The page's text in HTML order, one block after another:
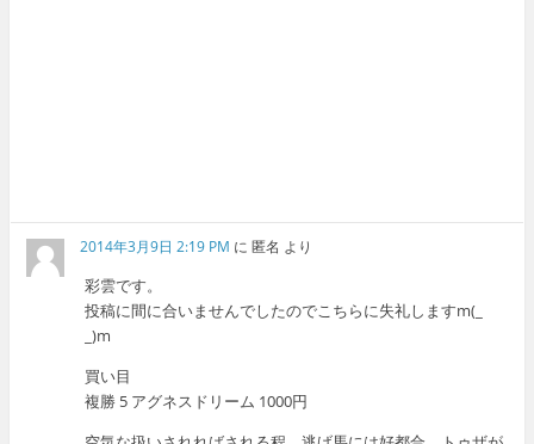
2014年3月9日 2:19 PM に匿名 より
彩雲です。
投稿に間に合いませんでしたのでこちらに失礼しますm(_
_)m
買い目
複勝 5 アグネスドリーム 1000円